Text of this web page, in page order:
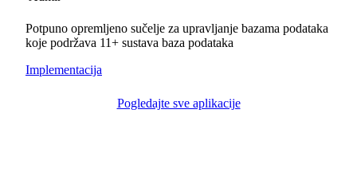
Potpuno opremljeno sučelje za upravljanje bazama podataka
koje podržava 11+ sustava baza podataka
Implementacija
Pogledajte sve aplikacije